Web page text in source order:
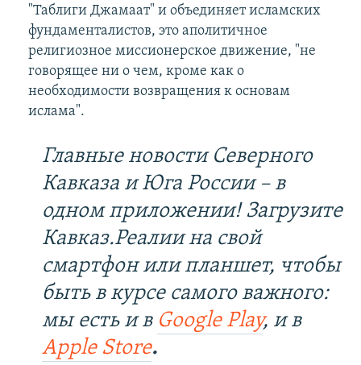
"Таблиги Джамаат" и объединяет исламских
фундаменталистов, это аполитичное
религиозное миссионерское движение, "не
говорящее ни о чем, кроме как о
необходимости возвращения к основам
ислама".
Главные новости Северного
Кавказа и Юга России – в
одном приложении! Загрузите
Кавказ.Реалии на свой
смартфон или планшет, чтобы
быть в курсе самого важного:
мы есть и в Google Play, и в
Apple Store.